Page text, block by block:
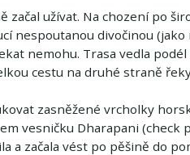
začal užívat. Na chození po
nespoutanou divočinou
nemohu. Trasa vedla
cestu na druhé straně
zasněžené vrcholky
vesničku Dharapani (check
a začala vést po pěšině do